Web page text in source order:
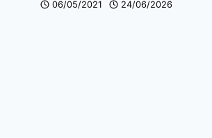
06/05/2021 24/06/2026